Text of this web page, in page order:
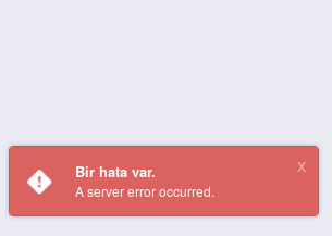
Bir hata var.
A server error occurred.